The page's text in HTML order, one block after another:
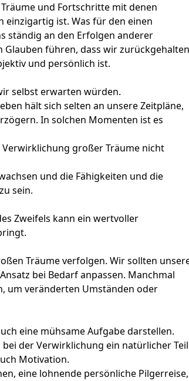
und Fortschritte mit denen
einzigartig ist. Was für den einen
ständig an den Erfolgen anderer
Glauben führen, dass wir zurückgehalten
und persönlich ist.
selbst erwarten würden.
hält sich selten an unsere Zeitpläne,
In solchen Momenten ist es
großer Träume nicht
und die Fähigkeiten und die
sein.
Zweifels kann ein wertvoller
Träume verfolgen. Wir sollten
bei Bedarf anpassen. Manchmal
um veränderten Umständen oder
eine mühsame Aufgabe darstellen.
der Verwirklichung ein natürlicher Teil
Motivation.
eine lohnende persönliche Pilgerreise,